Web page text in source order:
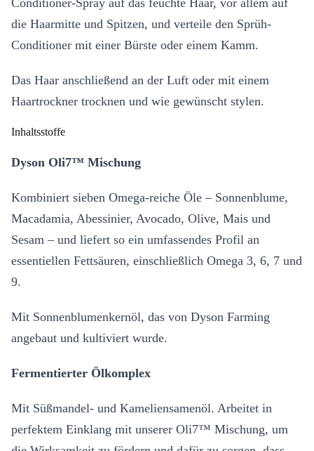
Conditioner-Spray auf das feuchte Haar, vor allem auf
die Haarmitte und Spitzen, und verteile den Sprüh-
Conditioner mit einer Bürste oder einem Kamm.
Das Haar anschließend an der Luft oder mit einem
Haartrockner trocknen und wie gewünscht stylen.
Inhaltsstoffe
Dyson Oli7™ Mischung
Kombiniert sieben Omega-reiche Öle – Sonnenblume,
Macadamia, Abessinier, Avocado, Olive, Mais und
Sesam – und liefert so ein umfassendes Profil an
essentiellen Fettsäuren, einschließlich Omega 3, 6, 7 und
9.
Mit Sonnenblumenkernöl, das von Dyson Farming
angebaut und kultiviert wurde.
Fermentierter Ölkomplex
Mit Süßmandel- und Kameliensamenöl. Arbeitet in
perfektem Einklang mit unserer Oli7™ Mischung, um